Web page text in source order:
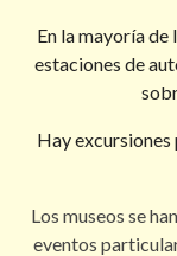
En la mayoría
estaciones de
Hay excursiones
Los museos se
eventos